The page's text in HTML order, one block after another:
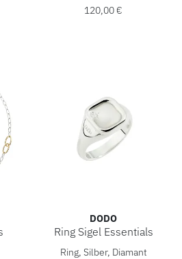
120,00 €
Ref: DCC5005-ESSEN-00YAG,
DODO
Ring Sigel Essentials
DoDo Ring Sigel
Ring, Silber, Diamant